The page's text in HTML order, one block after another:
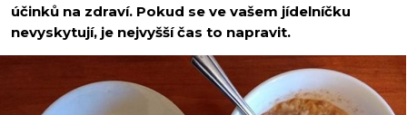
účinků na zdraví. Pokud se ve vašem jídelníčku
nevyskytují, je nejvyšší čas to napravit.